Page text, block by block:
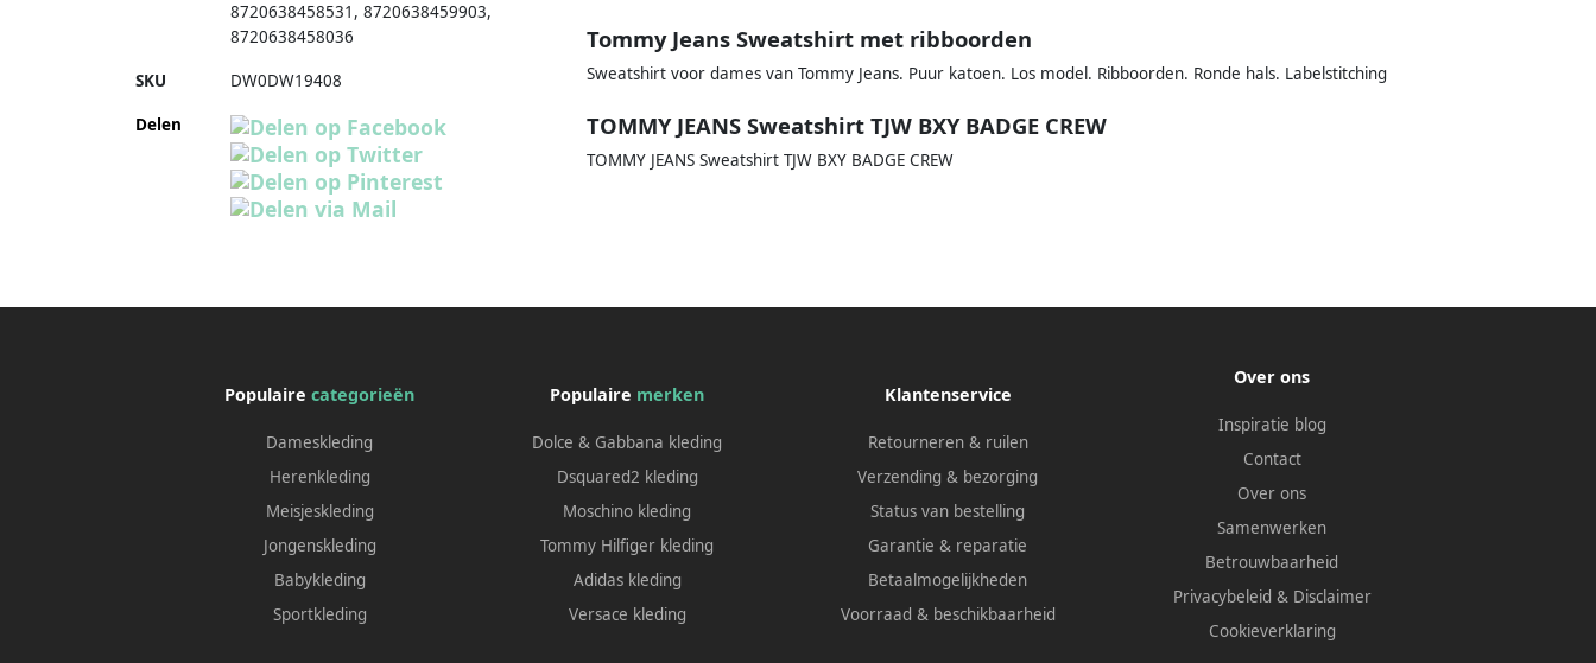
Tommy Jeans Sweatshirt met ribboorden
Sweatshirt voor dames van Tommy Jeans. Puur katoen. Los model. Ribboorden. Ronde hals. Labelstitching
TOMMY JEANS Sweatshirt TJW BXY BADGE CREW
TOMMY JEANS Sweatshirt TJW BXY BADGE CREW
8720638458531 , 8720638459903,
8720638458036
SKU DW0DW19408
Delen
Populairecategorieën
Dameskleding
Herenkleding
Meisjeskleding
Jongenskleding
Babykleding
Sportkleding
Populaire merken
Dolce & Gabbana kleding
Dsquared2 kleding
Moschino kleding
Tommy Hilfiger kleding
Adidas kleding
Versace kleding
Klantenservice
Retourneren & ruilen
Verzending & bezorging
Status van bestelling
Garantie & reparatie
Betaalmogelijkheden
Voorraad & beschikbaarheid
Over ons
Inspiratie blog
Contact
Over ons
Samenwerken
Betrouwbaarheid
Privacybeleid & Disclaimer
Cookieverklaring